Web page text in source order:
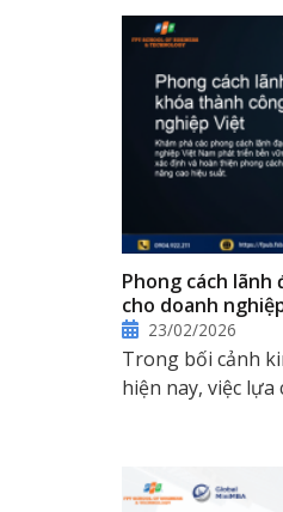
Phong cách lãnh
cho doanh
23/02/2026
Trong bối cảnh
hiện nay, việc lựa